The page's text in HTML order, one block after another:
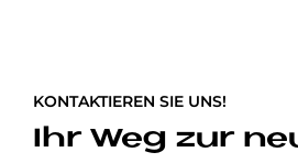
KONTAKTIEREN SIE UNS!
Ihr Weg zur